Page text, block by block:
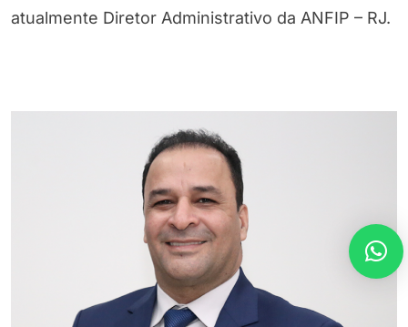
atualmente Diretor Administrativo da ANFIP – RJ.